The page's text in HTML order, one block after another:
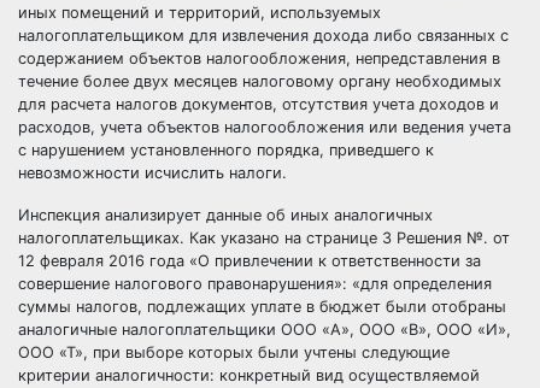
иных помещений и территорий, используемых
налогоплательщиком для извлечения дохода либо связанных с
содержанием объектов налогообложения, непредставления в
течение более двух месяцев налоговому органу необходимых
для расчета налогов документов, отсутствия учета доходов и
расходов, учета объектов налогообложения или ведения учета
с нарушением установленного порядка, приведшего к
невозможности исчислить налоги.
Инспекция анализирует данные об иных аналогичных
налогоплательщиках. Как указано на странице 3 Решения №. от
12 февраля 2016 года «О привлечении к ответственности за
совершение налогового правонарушения»: «для определения
суммы налогов, подлежащих уплате в бюджет были отобраны
аналогичные налогоплательщики ООО «А», ООО «В», ООО «И»,
ООО «Т», при выборе которых были учтены следующие
критерии аналогичности: конкретный вид осуществляемой